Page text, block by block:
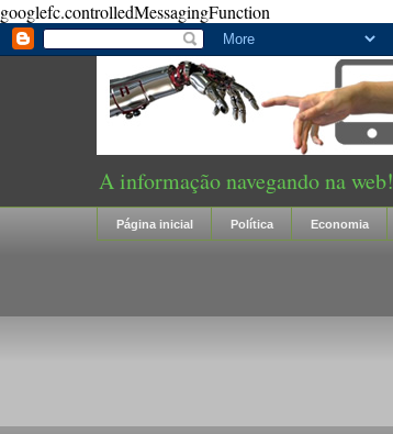
googlefc.controlledMessagingFunction
A informação navegando na web!
Página inicial Política Economia